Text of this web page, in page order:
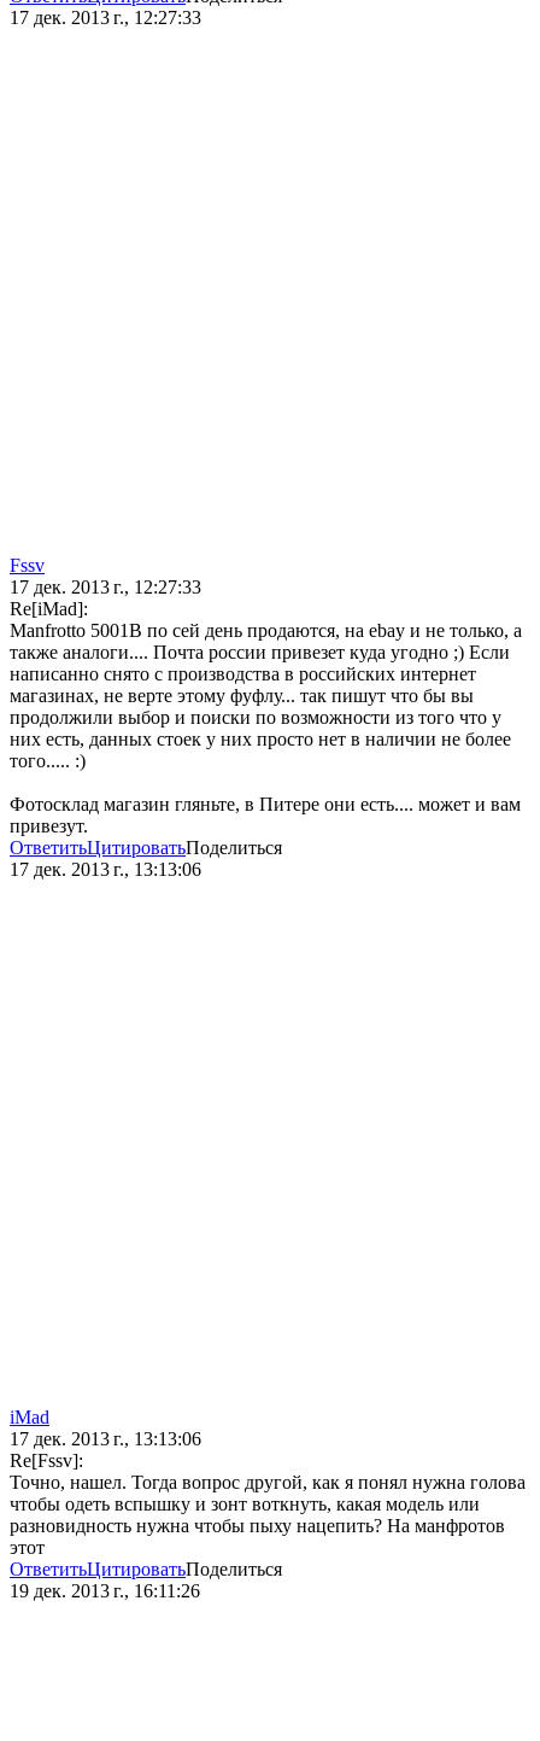
17 дек. 2013 г., 12:27:33
Fssv
17 дек. 2013 г., 12:27:33
Re[iMad]:
Manfrotto 5001B по сей день продаются, на ebay и не только, а
также аналоги.... Почта россии привезет куда угодно ;) Если
написанно снято с производства в российских интернет
магазинах, не верте этому фуфлу... так пишут что бы вы
продолжили выбор и поиски по возможности из того что у
них есть, данных стоек у них просто нет в наличии не более
того..... :)
Фотосклад магазин гляньте, в Питере они есть.... может и вам
привезут.
ОтветитьЦитироватьПоделиться
17 дек. 2013 г., 13:13:06
iMad
17 дек. 2013 г., 13:13:06
Re[Fssv]:
Точно, нашел. Тогда вопрос другой, как я понял нужна голова
чтобы одеть вспышку и зонт воткнуть, какая модель или
разновидность нужна чтобы пыху нацепить? На манфротов
этот
ОтветитьЦитироватьПоделиться
19 дек. 2013 г., 16:11:26